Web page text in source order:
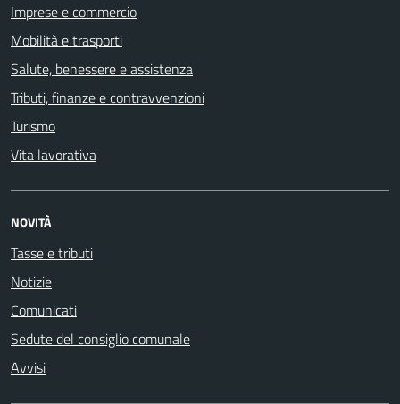
Imprese e commercio
Mobilità e trasporti
Salute, benessere e assistenza
Tributi, finanze e contravvenzioni
Turismo
Vita lavorativa
NOVITÀ
Tasse e tributi
Notizie
Comunicati
Sedute del consiglio comunale
Avvisi